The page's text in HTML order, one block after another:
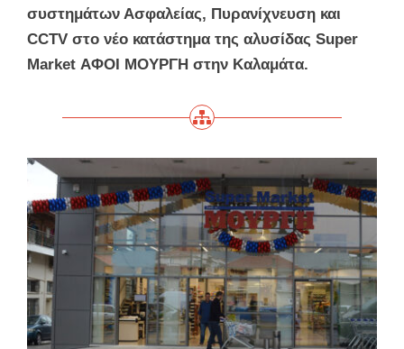
συστημάτων Ασφαλείας, Πυρανίχνευση και
CCTV στο νέο κατάστημα της αλυσίδας Super
Market ΑΦΟΙ ΜΟΥΡΓΗ στην Καλαμάτα.